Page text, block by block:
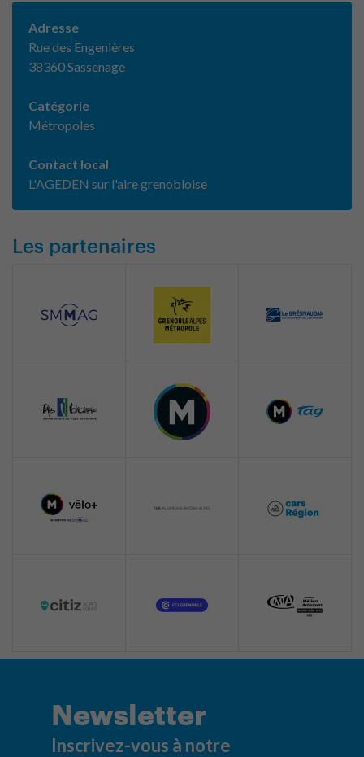
Adresse
Rue des Engenières
38360 Sassenage
Catégorie
Métropoles
Contact local
L'AGEDEN sur l'aire grenobloise
Les partenaires
Newsletter
Inscrivez-vous à notre